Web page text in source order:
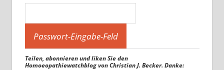
Teilen, abonnieren und liken Sie den
Homoeopathiewatchblog von Christian J. Becker. Danke: